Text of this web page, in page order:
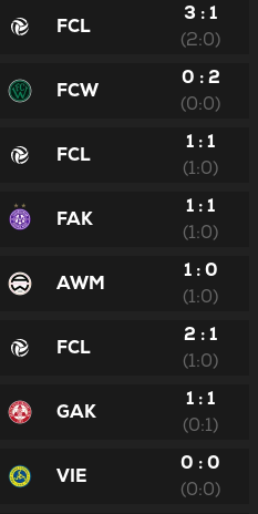
FCL
3 : 1
(2:0)
FCW
0 : 2
(0:0)
FCL
1 : 1
(1:0)
FAK
1 : 1
(1:0)
AWM
1 : 0
(1:0)
FCL
2 : 1
(1:0)
GAK
1 : 1
(0:1)
VIE
0 : 0
(0:0)